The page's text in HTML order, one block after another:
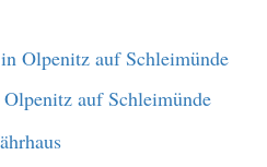
auf Schleimünde